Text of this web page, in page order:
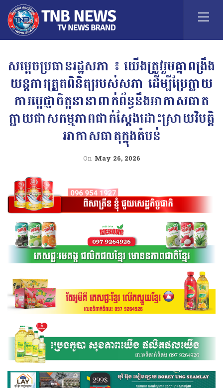
សម្តេចប្រធានរដ្ឋសភា ៖ យើងត្រូវរួមគ្នាពង្រឹង
យន្តការត្រួតពិនិត្យរបស់សភា ដើម្បីប្រែក្លាយ
ការប្តេជ្ញាចិត្តនានាពាក់ព័ន្ធនឹងអាកាសធាត
ក្លាយជាសកម្មភាពជាក់ស្តែងដោះស្រាយវិបត្តិ
អាកាសធាតុក្នុងតំបន់
On May 26, 2026